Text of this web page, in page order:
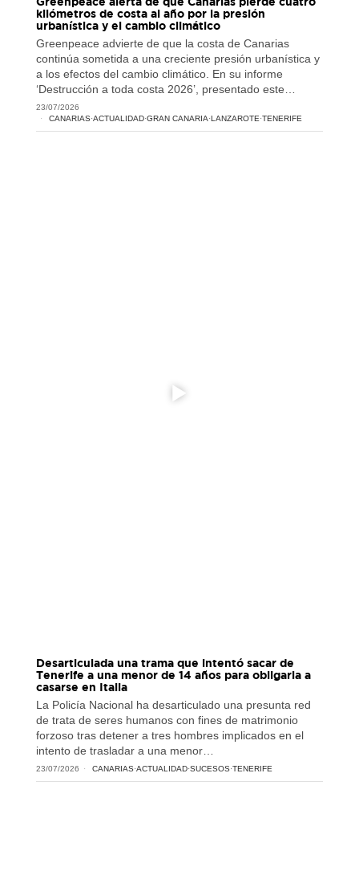
kilómetros de costa al año por la presión
urbanística y el cambio climático
Greenpeace advierte de que la costa de Canarias
continúa sometida a una creciente presión urbanística y
a los efectos del cambio climático. En su informe
‘Destrucción a toda costa 2026’, presentado este…
23/07/2026
CANARIAS·ACTUALIDAD·GRAN CANARIA·LANZAROTE·TENERIFE
Desarticulada una trama que intentó sacar de
Tenerife a una menor de 14 años para obligarla a
casarse en Italia
La Policía Nacional ha desarticulado una presunta red
de trata de seres humanos con fines de matrimonio
forzoso tras detener a tres hombres implicados en el
intento de trasladar a una menor…
23/07/2026 CANARIAS·ACTUALIDAD·SUCESOS·TENERIFE